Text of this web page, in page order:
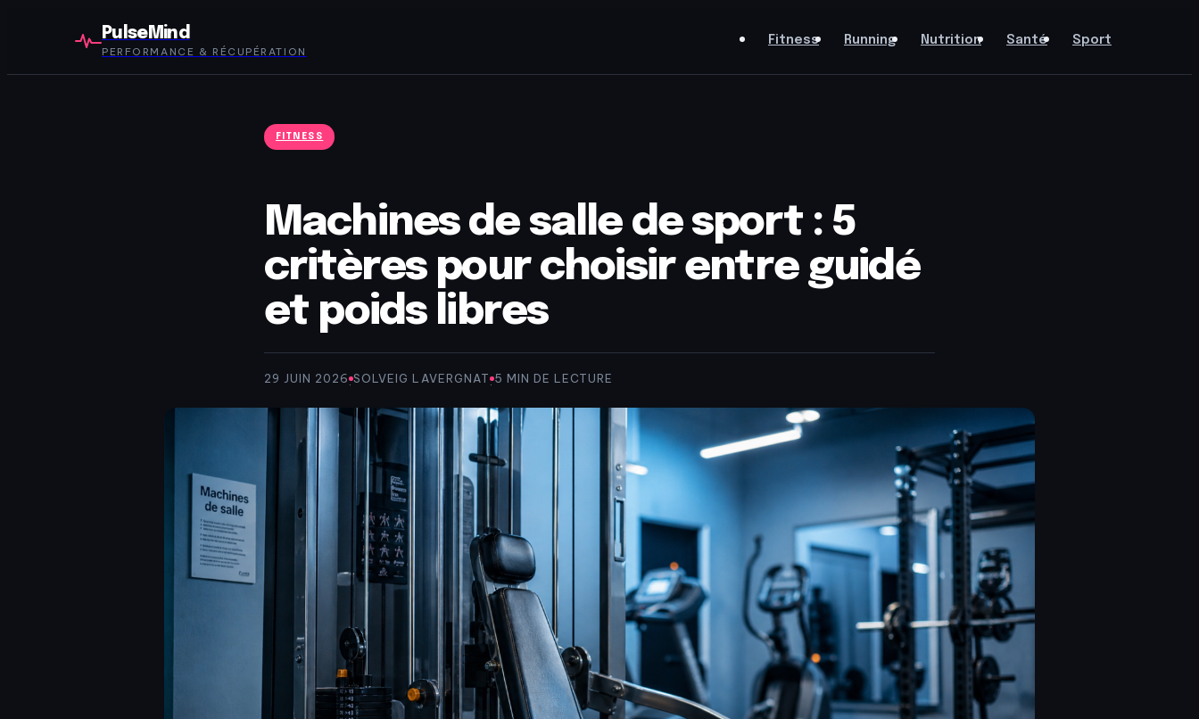
PulseMind
PERFORMANCE & RÉCUPÉRATION
Fitness Running Nutrition Santé Sport
FITNESS
Machines de salle de sport : 5
critères pour choisir entre guidé
et poids libres
29 JUIN 2026·SOLVEIG LAVERGNAT·5 MIN DE LECTURE